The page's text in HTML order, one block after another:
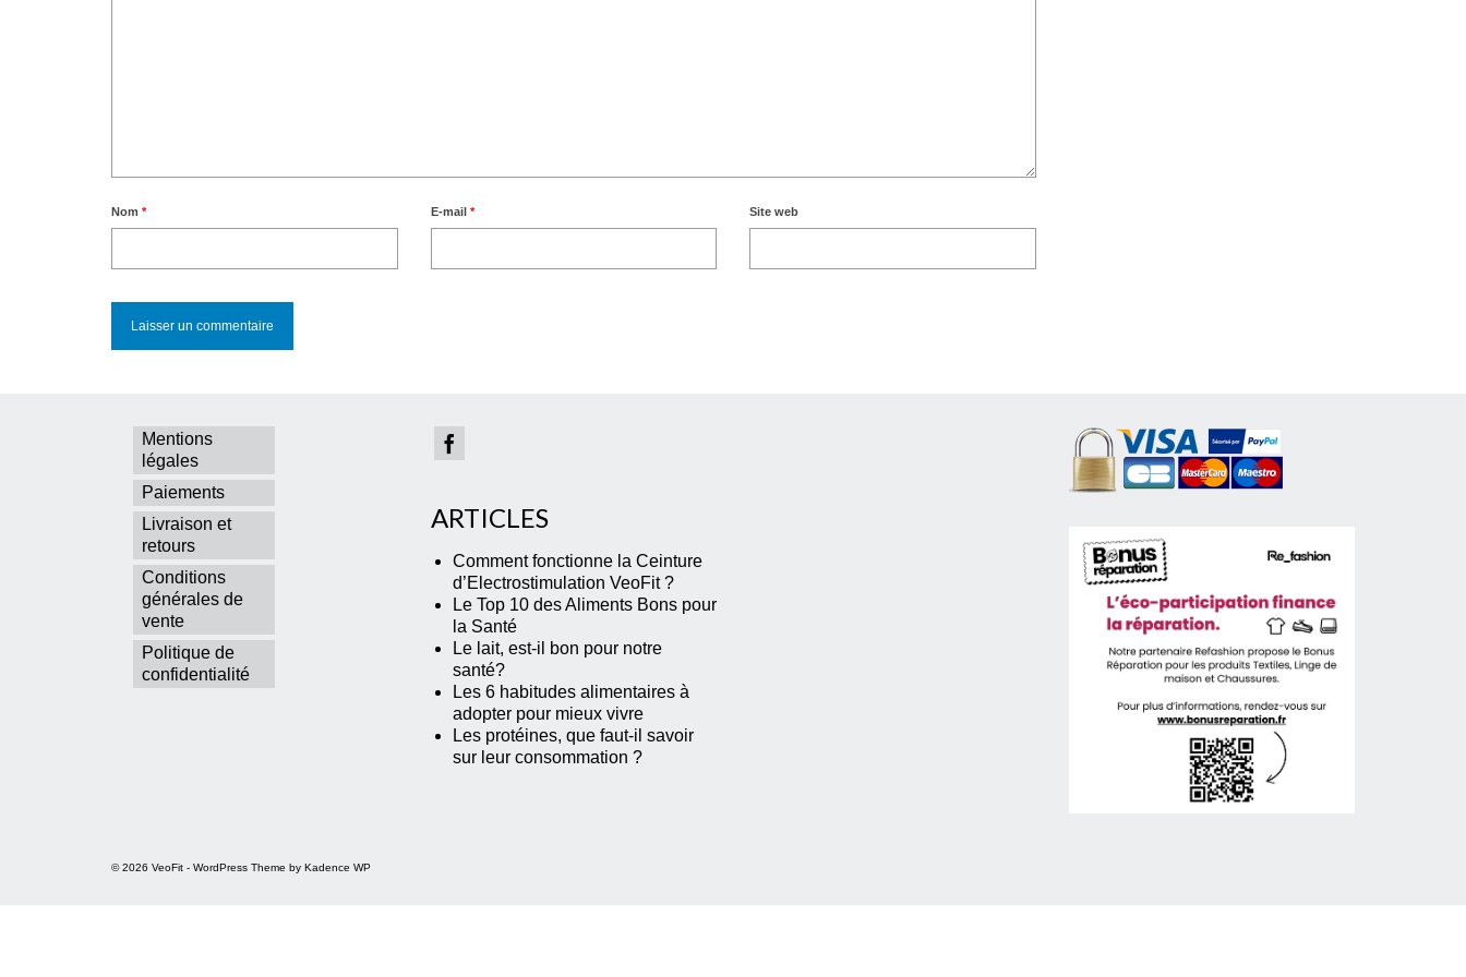
Nom * E-mail * Site web
Mentions
légales
Paiements
Livraison et
retours
Conditions
générales de
vente
Politique de
confidentialité
ARTICLES
Comment fonctionne la Ceinture
d’Electrostimulation VeoFit ?
Le Top 10 des Aliments Bons pour
la Santé
Le lait, est-il bon pour notre
santé?
Les 6 habitudes alimentaires à
adopter pour mieux vivre
Les protéines, que faut-il savoir
sur leur consommation ?
© 2026 VeoFit - WordPress Theme by Kadence WP